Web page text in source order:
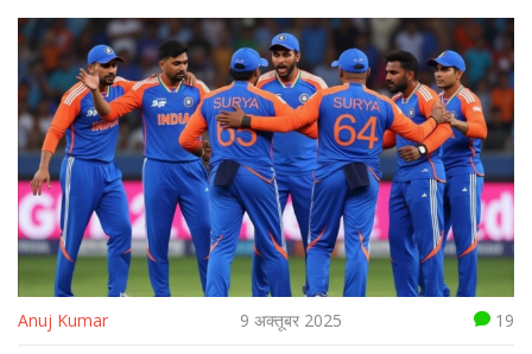
Anuj Kumar 9 अक्तूबर 2025 19